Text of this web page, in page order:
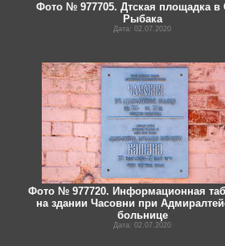
Фото № 977705. Дтская площадка в
Рыбака
Дата: 02.07.2020
Фото № 977720. Информационная
на здании Часовни при
больнице
Дата: 02.07.2020